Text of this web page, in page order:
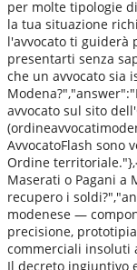
per molte tipologie
la tua situazione
l'avvocato ti guiderà
presentarti senza
che un avvocato sia
avvocato sul sito
AvvocatoFlash
Ordine
Maserati o Pagani a
recupero i
modenese —
precisione,
commerciali insoluti
Il decreto ingiuntivo